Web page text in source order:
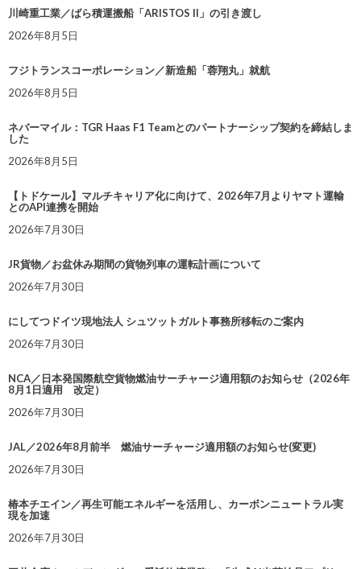
川崎重工業／ばら積運搬船「ARISTOS II」の引き渡し
2026年8月5日
フジトランスコーポレーション／新造船「蓉翔丸」就航
2026年8月5日
ネバーマイル：TGR Haas F1 Teamとのパートナーシップ契約を締結しま
した
2026年8月5日
【トドケール】マルチキャリア化に向けて、2026年7月よりヤマト運輸
とのAPI連携を開始
2026年7月30日
JR貨物／お盆休み期間の貨物列車の運転計画について
2026年7月30日
にしてつドイツ現地法人 シュツットガルト事務所移転のご案内
2026年7月30日
NCA／日本発国際航空貨物燃油サーチャージ適用額のお知らせ（2026年
8月1日適用 改定）
2026年7月30日
JAL／2026年8月前半 燃油サーチャージ適用額のお知らせ(変更)
2026年7月30日
椿本チエイン／再生可能エネルギーを活用し、カーボンニュートラル実
現を加速
2026年7月30日